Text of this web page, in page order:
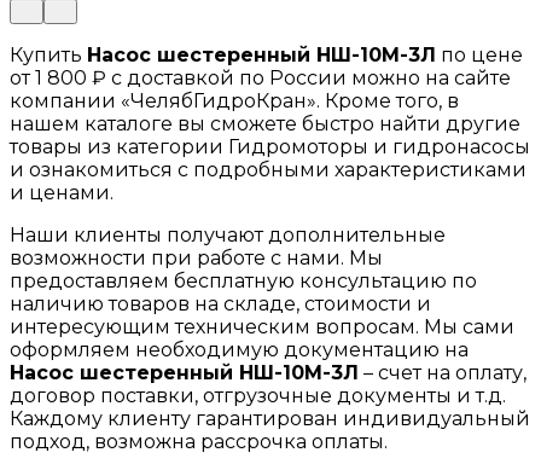
Купить Насос шестеренный НШ-10М-3Л по цене
от 1 800 ₽ с доставкой по России можно на сайте
компании «ЧелябГидроКран». Кроме того, в
нашем каталоге вы сможете быстро найти другие
товары из категории Гидромоторы и гидронасосы
и ознакомиться с подробными характеристиками
и ценами.
Наши клиенты получают дополнительные
возможности при работе с нами. Мы
предоставляем бесплатную консультацию по
наличию товаров на складе, стоимости и
интересующим техническим вопросам. Мы сами
оформляем необходимую документацию на
Насос шестеренный НШ-10М-3Л – счет на оплату,
договор поставки, отгрузочные документы и т.д.
Каждому клиенту гарантирован индивидуальный
подход, возможна рассрочка оплаты.